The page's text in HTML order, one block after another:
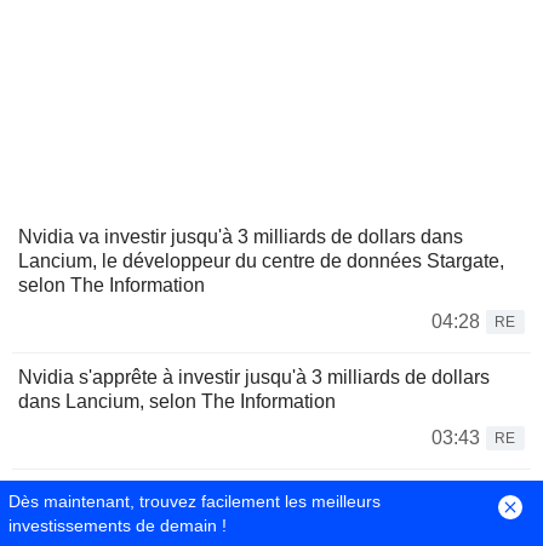
Nvidia va investir jusqu'à 3 milliards de dollars dans
Lancium, le développeur du centre de données Stargate,
selon The Information
04:28
RE
Nvidia s'apprête à investir jusqu'à 3 milliards de dollars
dans Lancium, selon The Information
03:43
RE
Le Brésil durcit les transferts de cryptomonnaies pour
freiner la fraude
Dès maintenant, trouvez facilement les meilleurs
investissements de demain !